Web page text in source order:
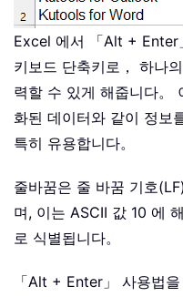
Excel 에서 「Alt + Enter
키보드 단축키로， 하나
력할 수 있게 해줍니다。
화된 데이터와 같이 정보
특히 유용합니다。
줄바꿈은 줄 바꿈 기호
며, 이는 ASCII 값 10 에
로 식별됩니다。
「Alt + Enter」 사용법